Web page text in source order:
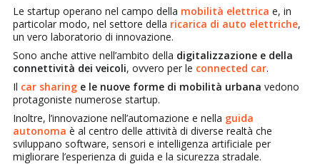
Le startup operano nel campo della mobilità elettricae, in
particolar modo, nel settore della ricarica di auto elettriche,
un vero laboratorio di innovazione.
Sono anche attive nell’ambito della digitalizzazione e della
connettività dei veicoli, ovvero per le connected car.
Il car sharing e le nuove forme di mobilità urbana vedono
protagoniste numerose startup.
Inoltre, l’innovazione nell’automazione e nella guida
autonoma è al centro delle attività di diverse realtà che
sviluppano software, sensori e intelligenza artificiale per
migliorare l’esperienza di guida e la sicurezza stradale.